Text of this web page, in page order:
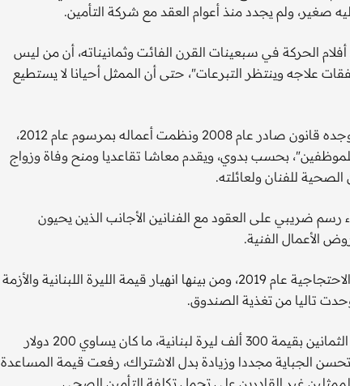
ولم يجدد منذ أعوام العقد مع شركة التأمين.
الحركة في سبعينات القرن الفائت وثمانيناته، أن من ليس
علاجه وينتظر التبرعات"، حتى أن الممثل أحيانا لا يستطيع
وكان يفترض أن يشكل صندوق التعاضد الموحد للفنانين الذي أوجده قانون صادر عام 2008 ونظمت أعماله بمرسوم عام 2012،
للموظفين"، بحسب بدوي، ويقدم معاشا تقاعديا ومنح وفاة وزواج
للفنان ولعائلته.
ضريبي على العقود مع الفنانين الأجانب الذين يحيون
الأعمال الفنية.
إلا أن سلسلة الظروف الصعبة التي شهدها لبنان منذ التحركات الاحتجاجية عام 2019، ومن بينها انهيار قيمة الليرة اللبنانية والأزمة
تاليا من تغذية الصندوق.
وقال بدوي "كان الصندوق يقدم مساعدة اجتماعية لمن هم فوق الثمانين بقيمة 300 ألف ليرة لبنانية، ما كان يساوي 200 دولار
الجباية مجددا وزيادة بدل الاشتراك، رفعت قيمة المساعدة
غير القادرين على تحمل تكلفة التأمين الصحي.